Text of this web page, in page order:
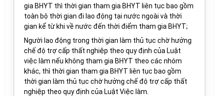
gia BHYT thì thời gian tham gia BHYT liên tục bao gồm
toàn bộ thời gian đi lao động tại nước ngoài và thời
gian kể từ khi về nước đến thời điểm tham gia BHYT;
Người lao động trong thời gian làm thủ tục chờ hưởng
chế độ trợ cấp thất nghiệp theo quy định của Luật
việc làm nếu không tham gia BHYT theo các nhóm
khác, thì thời gian tham gia BHYT liên tục bao gồm
thời gian làm thủ tục chờ hưởng chế độ trợ cấp thất
nghiệp theo quy định của Luật Việc làm.